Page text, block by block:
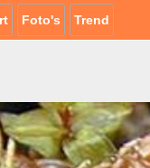
Foto's Trend